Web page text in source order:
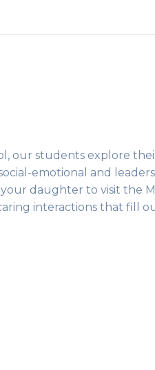
our students explore
emotional and
daughter to visit the
interactions that fill